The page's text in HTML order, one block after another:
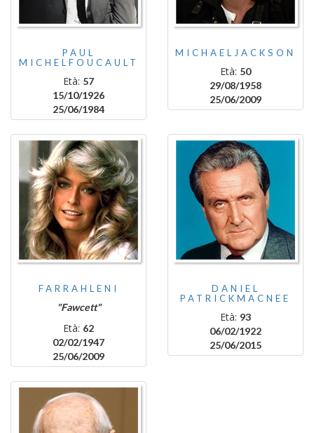
PAUL
MICHELFOUCAULT
Età: 57
15/10/1926
25/06/1984
MICHAELJACKSON
Età: 50
29/08/1958
25/06/2009
FARRAHLENI
"Fawcett"
Età: 62
02/02/1947
25/06/2009
DANIEL
PATRICKMACNEE
Età: 93
06/02/1922
25/06/2015